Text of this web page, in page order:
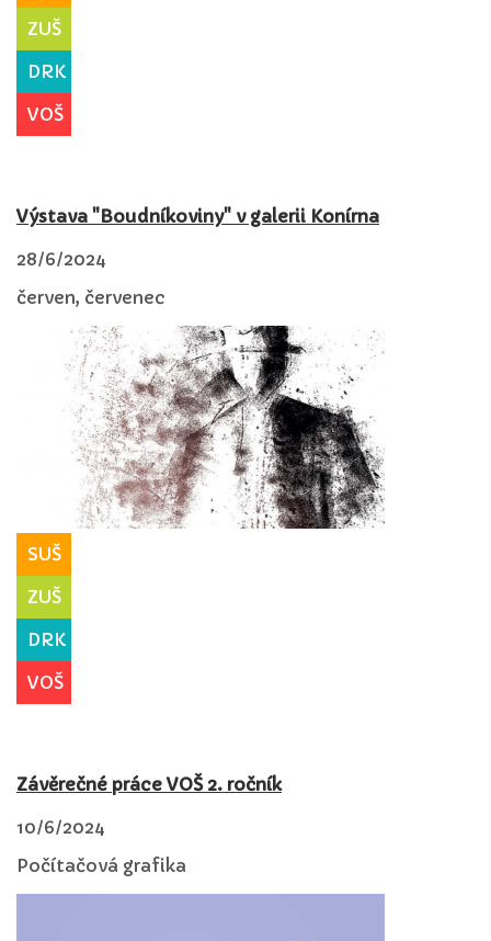
ZUŠ
DRK
VOŠ
Výstava "Boudníkoviny" v galerii Konírna
28/6/2024
červen, červenec
SUŠ
ZUŠ
DRK
VOŠ
Závěrečné práce VOŠ 2. ročník
10/6/2024
Počítačová grafika